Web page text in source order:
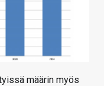
määrin myös